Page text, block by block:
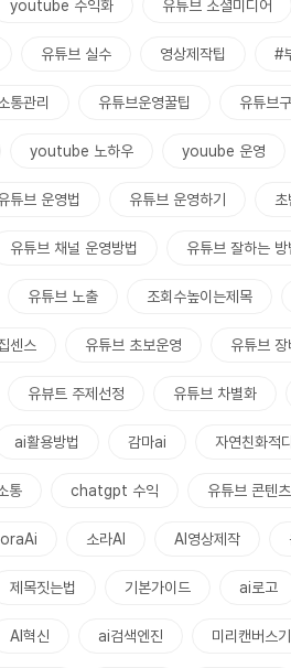
youtube 수익화 유튜브 소셜미디어
유튜브 실수 영상제작팁 #
통관리 유튜브운영꿀팁 유튜브
youtube 노하우 youube 운영
튜브 운영법 유튜브 운영하기
유튜브 채널 운영방법 유튜브 잘하는 방
유튜브 노출 조회수높이는제목
센스 유튜브 초보운영 유튜브 장
유뷰트 주제선정 유튜브 차별화
ai활용방법 감마ai 자연친화적
통 chatgpt 수익 유튜브 콘텐
소라AI AI영상제작
제목짓는법 기본가이드 ai로고
AI혁신 ai검색엔진 미리캔버스